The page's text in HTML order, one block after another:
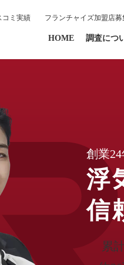
HOME 調査につ
コミ実績 フランチャイズ加盟店募
創業
浮
信
累